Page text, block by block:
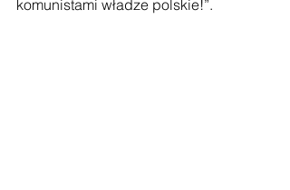
komunistami władze polskie!”.